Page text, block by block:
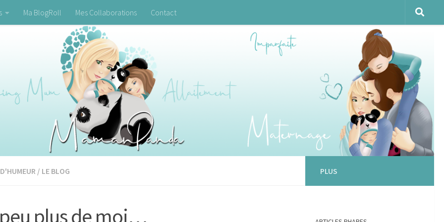
Ma BlogRoll Mes Collaborations Contact
/ LE BLOG
plus de moi…
PLUS